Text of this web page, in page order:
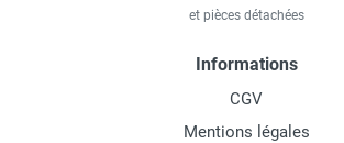
et pièces détachées
Informations
CGV
Mentions légales